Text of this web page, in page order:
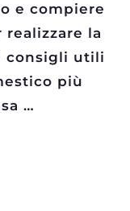
e compiere
la
consigli utili
più
…